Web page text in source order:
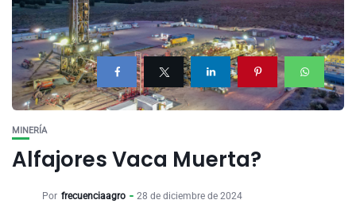
MINERÍA
Alfajores Vaca Muerta?
Por frecuenciaagro 28 de diciembre de 2024